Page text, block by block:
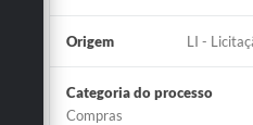
Origem LI -
Categoria do processo
Compras